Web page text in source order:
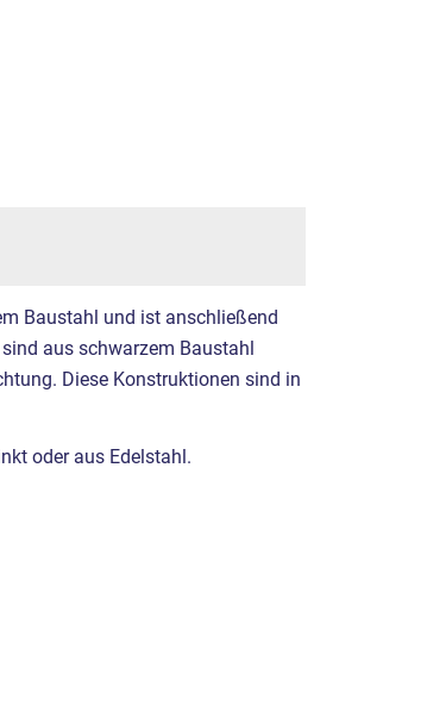
Baustahl und ist anschließend
aus schwarzem Baustahl
Diese Konstruktionen sind in
oder aus Edelstahl.